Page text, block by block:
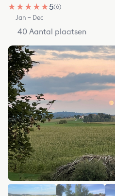
★ ★ ★ ★ ★5(6)
Jan – Dec
40 Aantal plaatsen